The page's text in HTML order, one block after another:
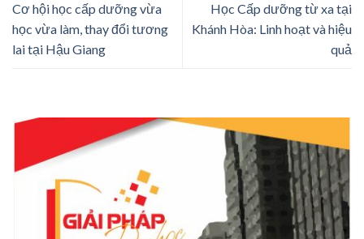
Cơ hội học cấp dưỡng vừa
học vừa làm, thay đổi tương
lai tại Hậu Giang
Học Cấp dưỡng từ xa tại
Khánh Hòa: Linh hoạt và hiệu
quả